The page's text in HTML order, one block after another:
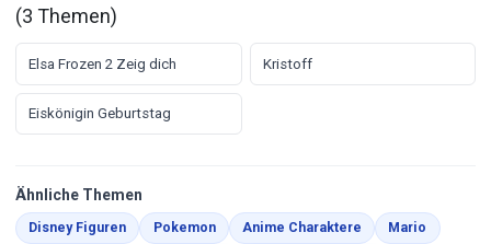
(3 Themen)
Elsa Frozen 2 Zeig dich Kristoff
Eiskönigin Geburtstag
Ähnliche Themen
Disney FigurenMalvorlagen
PokemonMalvorlagen
Anime CharaktereMalvorlagen
Mario